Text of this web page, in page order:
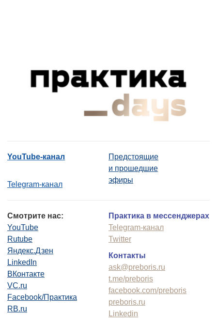
YouTube-канал
Telegram-канал
Предстоящие
и прошедшие
эфиры
Смотрите нас:
YouTube
Rutube
Яндекс.Дзен
LinkedIn
ВКонтакте
VC.ru
Facebook/Практика
RB.ru
Практика в мессенджерах
Telegram-канал
Twitter
Контакты
ask@preboris.ru
t.me/preboris
facebook.com/preboris
preboris.ru
Linkedin